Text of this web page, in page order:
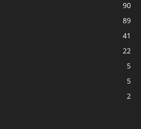
90
89
41
22
5
5
2